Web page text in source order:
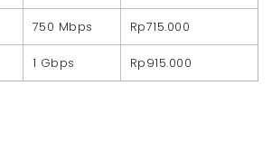
750 Mbps Rp715.000
1 Gbps Rp915.000